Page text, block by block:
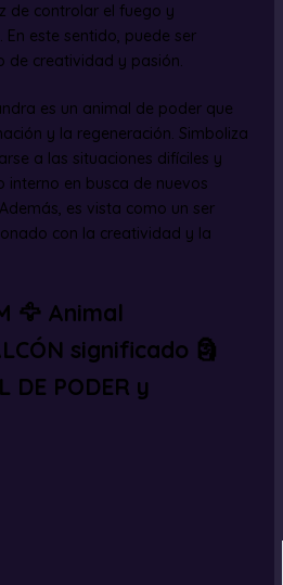
de controlar el fuego y
este sentido, puede ser
de creatividad y pasión.
es un animal de poder que
y la regeneración. Simboliza
a las situaciones difíciles y
interno en busca de nuevos
es vista como un ser
con la creatividad y la
🦅 Animal
significado 🗿
DE PODER y